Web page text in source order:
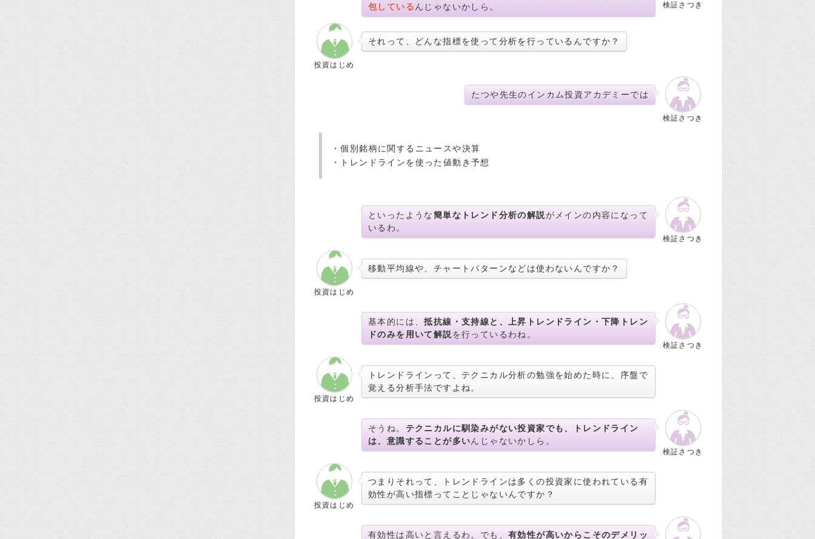
検証さつき
包している んじゃないかしら。
投資はじめ
それって、どんな指標を使って分析を行っているんですか？
検証さつき
たつや先生のインカム投資アカデミーでは
・個別銘柄に関するニュースや決算
・トレンドラインを使った値動き予想
検証さつき
といったような簡単なトレンド分析の解説がメインの内容になって
いるわ。
投資はじめ
移動平均線や、チャートパターンなどは使わないんですか？
検証さつき
基本的には、抵抗線・支持線と、上昇トレンドライン・下降トレン
ドのみを用いて解説を行っているわね。
投資はじめ
トレンドラインって、テクニカル分析の勉強を始めた時に、序盤で
覚える分析手法ですよね。
検証さつき
そうね。 テクニカルに馴染みがない投資家でも、トレンドライン
は、意識することが多いんじゃないかしら。
投資はじめ
つまりそれって、トレンドラインは多くの投資家に使われている有
効性が高い指標ってことじゃないんですか？
有効性は高いと言えるわ。でも、 有効性が高いからこそのデメリッ